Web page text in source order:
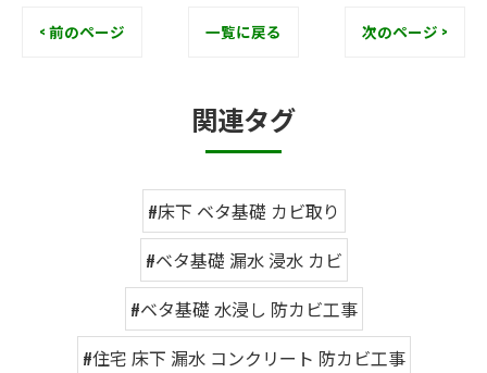
< 前のページ 一覧に戻る 次のページ >
関連タグ
#床下 ベタ基礎 カビ取り
#ベタ基礎 漏水 浸水 カビ
#ベタ基礎 水浸し 防カビ工事
#住宅 床下 漏水 コンクリート 防カビ工事